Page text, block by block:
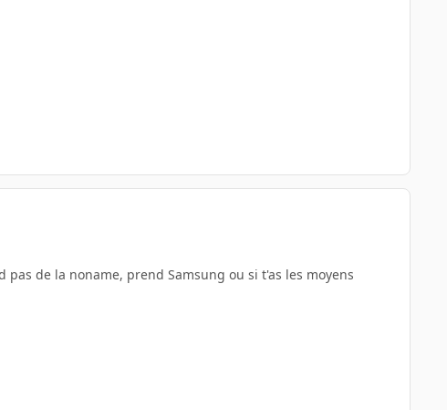
de la noname, prend Samsung ou si t'as les moyens